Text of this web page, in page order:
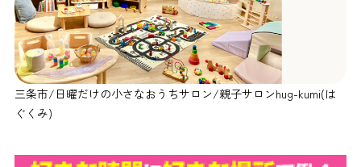
三条市/日曜だけの小さなおうちサロン/親子サロンhug-kumi(は
ぐくみ)